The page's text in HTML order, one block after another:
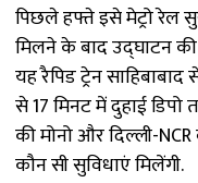
पिछले हफ्ते इसे मेट्रो रेल
मिलने के बाद उद्घाटन
यह रैपिड ट्रेन
से 17 मिनट में दुहाई
की मोनो और दिल्ली-
कौन सी सुविधाएं मिलेंगी.